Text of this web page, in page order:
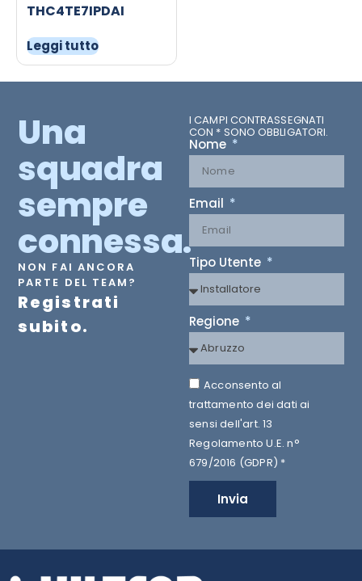
THC4TE7IPDAI
Leggi tutto
Una
squadra
sempre
connessa.
NON FAI ANCORA
PARTE DEL TEAM?
Registrati
subito.
I CAMPI CONTRASSEGNATI
CON * SONO OBBLIGATORI.
Nome
Email
Tipo Utente
Regione
Acconsento al
trattamento dei dati ai
sensi dell'art. 13
Regolamento U.E. n°
679/2016 (GDPR) *
Invia